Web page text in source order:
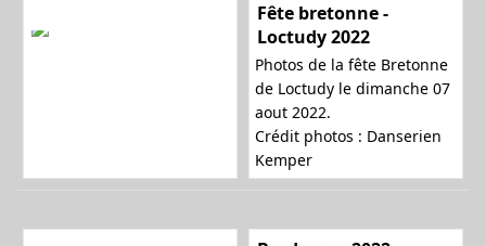
Fête bretonne -
Loctudy 2022
Photos de la fête Bretonne
de Loctudy le dimanche 07
aout 2022.
Crédit photos : Danserien
Kemper